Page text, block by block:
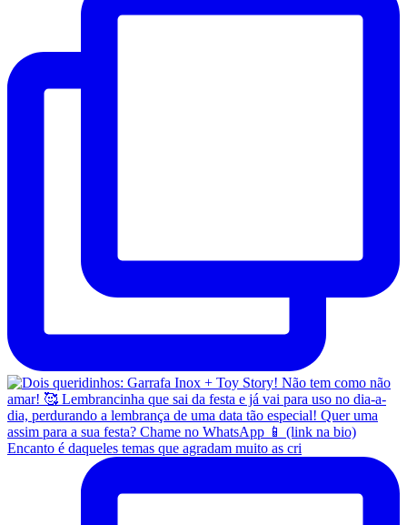
Encanto é daqueles temas que agradam muito as cri